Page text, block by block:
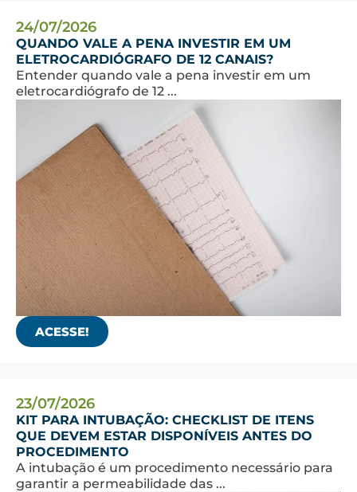
24/07/2026
QUANDO VALE A PENA INVESTIR EM UM
ELETROCARDIÓGRAFO DE 12 CANAIS?
Entender quando vale a pena investir em um
eletrocardiógrafo de 12 ...
ACESSE!
23/07/2026
KIT PARA INTUBAÇÃO: CHECKLIST DE ITENS
QUE DEVEM ESTAR DISPONÍVEIS ANTES DO
PROCEDIMENTO
A intubação é um procedimento necessário para
garantir a permeabilidade das ...